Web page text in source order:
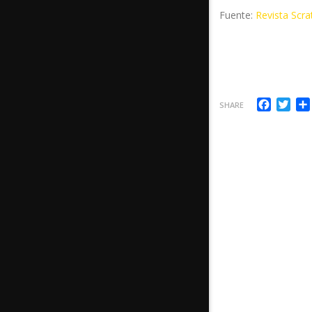
Fuente: Revista
SHARE